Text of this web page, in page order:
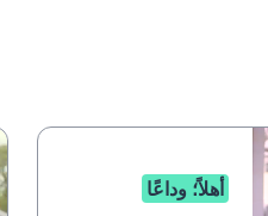
أهلاً؛ وداعًا